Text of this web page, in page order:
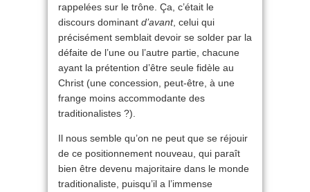
rappelées sur le trône. Ça, c’était le
discours dominant d’avant, celui qui
précisément semblait devoir se solder par la
défaite de l’une ou l’autre partie, chacune
ayant la prétention d’être seule fidèle au
Christ (une concession, peut-être, à une
frange moins accommodante des
traditionalistes ?).
Il nous semble qu’on ne peut que se réjouir
de ce positionnement nouveau, qui paraît
bien être devenu majoritaire dans le monde
traditionaliste, puisqu’il a l’immense